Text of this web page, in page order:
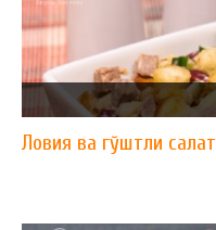
Ловия ва гўштли салат